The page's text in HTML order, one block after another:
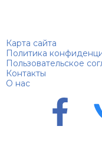
Карта сайта
Политика
Пользовательское
Контакты
О нас